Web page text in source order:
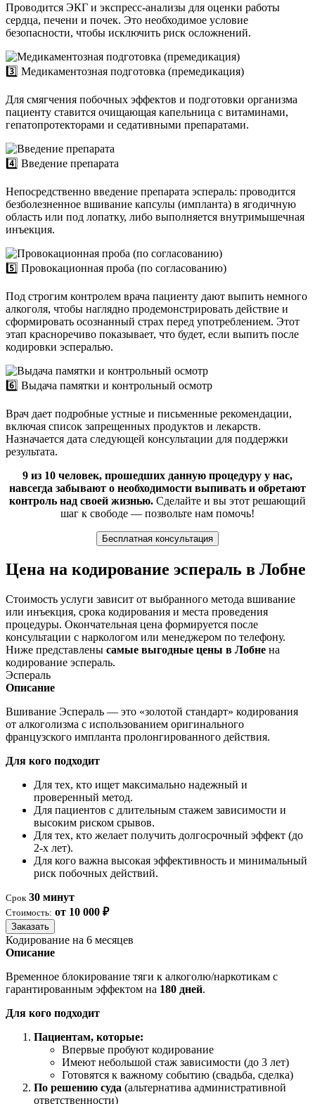
Проводится ЭКГ и экспресс-анализы для оценки работы
сердца, печени и почек. Это необходимое условие
безопасности, чтобы исключить риск осложнений.
3️⃣ Медикаментозная подготовка (премедикация)
Для смягчения побочных эффектов и подготовки организма
пациенту ставится очищающая капельница с витаминами,
гепатопротекторами и седативными препаратами.
4️⃣ Введение препарата
Непосредственно введение препарата эспераль: проводится
безболезненное вшивание капсулы (импланта) в ягодичную
область или под лопатку, либо выполняется внутримышечная
инъекция.
5️⃣ Провокационная проба (по согласованию)
Под строгим контролем врача пациенту дают выпить немного
алкоголя, чтобы наглядно продемонстрировать действие и
сформировать осознанный страх перед употреблением. Этот
этап красноречиво показывает, что будет, если выпить после
кодировки эспералью.
6️⃣ Выдача памятки и контрольный осмотр
Врач дает подробные устные и письменные рекомендации,
включая список запрещенных продуктов и лекарств.
Назначается дата следующей консультации для поддержки
результата.
9 из 10 человек, прошедших данную процедуру у нас,
навсегда забывают о необходимости выпивать и обретают
контроль над своей жизнью. Сделайте и вы этот решающий
шаг к свободе — позвольте нам помочь!
Бесплатная консультация
Цена на кодирование эспераль в Лобне
Стоимость услуги зависит от выбранного метода вшивание
или инъекция, срока кодирования и места проведения
процедуры. Окончательная цена формируется после
консультации с наркологом или менеджером по телефону.
Ниже представлены самые выгодные цены в Лобне на
кодирование эспераль.
Эспераль
Описание
Вшивание Эспераль — это «золотой стандарт» кодирования
от алкоголизма с использованием оригинального
французского импланта пролонгированного действия.
Для кого подходит
Для тех, кто ищет максимально надежный и
проверенный метод.
Для пациентов с длительным стажем зависимости и
высоким риском срывов.
Для тех, кто желает получить долгосрочный эффект (до
2-х лет).
Для кого важна высокая эффективность и минимальный
риск побочных действий.
Срок 30 минут
Стоимость: от 10 000 ₽
Заказать
Кодирование на 6 месяцев
Описание
Временное блокирование тяги к алкоголю/наркотикам с
гарантированным эффектом на 180 дней.
Для кого подходит
Пациентам, которые:
Впервые пробуют кодирование
Имеют небольшой стаж зависимости (до 3 лет)
Готовятся к важному событию (свадьба, сделка)
По решению суда (альтернатива административной
ответственности)